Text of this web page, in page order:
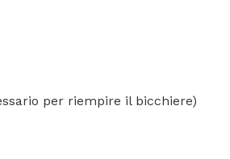
per riempire il bicchiere)